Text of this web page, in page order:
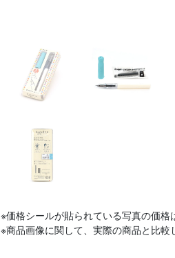
※価格シールが貼られている写真の価格
※商品画像に関して、実際の商品と比較